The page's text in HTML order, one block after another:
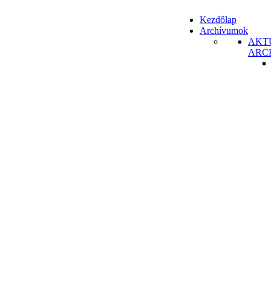
Kezdőlap
Archívumok